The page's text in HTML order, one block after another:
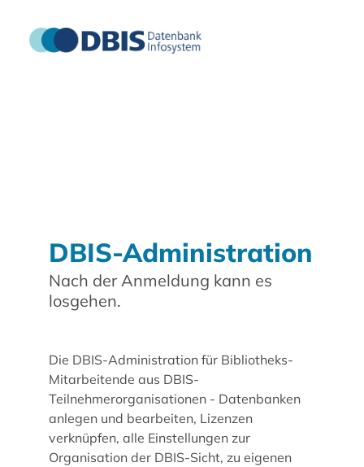
DBIS-Administration
Nach der Anmeldung kann es
losgehen.
Die DBIS-Administration für Bibliotheks-
Mitarbeitende aus DBIS-
Teilnehmerorganisationen - Datenbanken
anlegen und bearbeiten, Lizenzen
verknüpfen, alle Einstellungen zur
Organisation der DBIS-Sicht, zu eigenen